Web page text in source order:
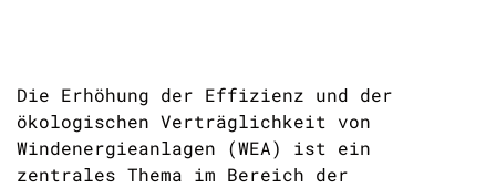
Die Erhöhung der Effizienz und der
ökologischen Verträglichkeit von
Windenergieanlagen (WEA) ist ein
zentrales Thema im Bereich der